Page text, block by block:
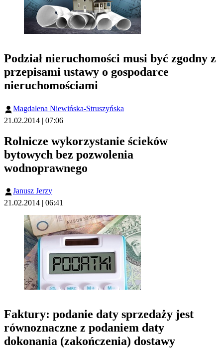
Podział nieruchomości musi być zgodny z
przepisami ustawy o gospodarce
nieruchomościami
Magdalena Niewińska-Struszyńska
21.02.2014 | 07:06
Rolnicze wykorzystanie ścieków
bytowych bez pozwolenia
wodnoprawnego
Janusz Jerzy
21.02.2014 | 06:41
Faktury: podanie daty sprzedaży jest
równoznaczne z podaniem daty
dokonania (zakończenia) dostawy